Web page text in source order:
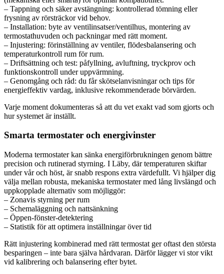
– Tappning och säker avstängning: kontrollerad tömning eller
frysning av rörsträckor vid behov.
– Installation: byte av ventilinsatser/ventilhus, montering av
termostathuvuden och packningar med rätt moment.
– Injustering: förinställning av ventiler, flödesbalansering och
temperaturkontroll rum för rum.
– Driftsättning och test: påfyllning, avluftning, tryckprov och
funktionskontroll under uppvärmning.
– Genomgång och råd: du får skötselanvisningar och tips för
energieffektiv vardag, inklusive rekommenderade börvärden.
Varje moment dokumenteras så att du vet exakt vad som gjorts och
hur systemet är inställt.
Smarta termostater och energivinster
Moderna termostater kan sänka energiförbrukningen genom bättre
precision och rutinerad styrning. I Läby, där temperaturen skiftar
under vår och höst, är snabb respons extra värdefullt. Vi hjälper dig
välja mellan robusta, mekaniska termostater med lång livslängd och
uppkopplade alternativ som möjliggör:
– Zonavis styrning per rum
– Schemaläggning och nattsänkning
– Öppen-fönster-detektering
– Statistik för att optimera inställningar över tid
Rätt injustering kombinerad med rätt termostat ger oftast den största
besparingen – inte bara själva hårdvaran. Därför lägger vi stor vikt
vid kalibrering och balansering efter bytet.